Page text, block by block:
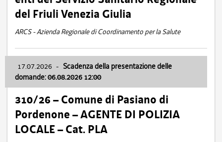
del Friuli Venezia Giulia
ARCS - Azienda Regionale di Coordinamento per la Salute
17.07.2026 - Scadenza della presentazione delle
domande: 06.08.2026 12:00
310/26 – Comune di Pasiano di
Pordenone – AGENTE DI POLIZIA
LOCALE – Cat. PLA